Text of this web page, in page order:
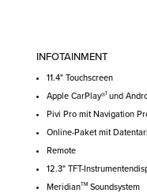
INFOTAINMENT
11.4" Touchscreen
Apple CarPlay®1 und
Pivi Pro mit Navigation
Online-Paket mit
Remote
12.3" TFT-
MeridianTM Soundsystem